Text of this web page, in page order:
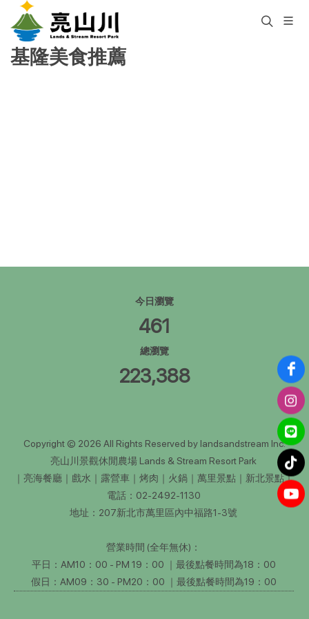
基隆美食推薦
今日瀏覽
461
總瀏覽
223,388
Copyright © 2026 All Rights Reserved by landsandstream Inc.
亮山川景觀休閒農場 Lands & Stream Resort Park
｜亮海餐廳｜戲水｜露營車｜烤肉｜火鍋｜萬里景點｜新北景點｜
電話：02-2492-1130
地址：207新北市萬里區內中福路1-3號
營業時間 (全年無休)：
平日：AM10：00 - PM 19：00 ｜最後點餐時間為18：00
假日：AM09：30 - PM20：00 ｜最後點餐時間為19：00